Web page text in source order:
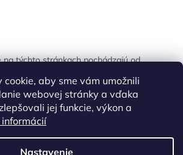
cookie, aby sme vám umožnili
webovej stránky a vďaka
jej funkcie, výkon a
Nastavenie
na týchto stránkach pochádzajú od
na základe údajov z